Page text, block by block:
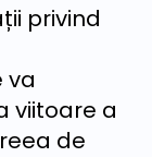
privind
va
viitoare a
de